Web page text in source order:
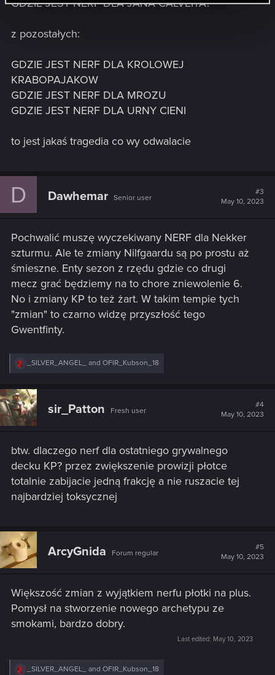
GDZIE JEST NERF DLA JANA CALVEITA?
z pozostałych:
GDZIE JEST NERF DLA KROLOWEJ
KRABOPAJAKOW
GDZIE JEST NERF DLA MROZU
GDZIE JEST NERF DLA URNY CIENI
to jest jakaś tragedia co wy odwalacie
D Dawhemar Senior user
#3
May 10, 2023
Pochwalić muszę wyczekiwany NERF dla Nekker
szturmu. Ale te zmiany Nilfgaardu są po prostu aż
śmieszne. Enty sezon z rzędu gdzie co drugi
mecz grać będziemy na to chore zniewolenie 6.
No i zmiany KP to też żart. W takim tempie tych
"zmian" to czarno widzę przyszłość tego
Gwentfinty.
c
t
i
:
_SILVER_ANGEL_ and OFIR_Kubson_18
sir_Patton Fresh user
#4
May 10, 2023
btw. dlaczego nerf dla ostatniego grywalnego
decku KP? przez zwiększenie prowizji płotce
totalnie zabijacie jedną frakcję a nie ruszacie tej
najbardziej toksycznej
ArcyGnida Forum regular
#5
May 10, 2023
Większość zmian z wyjątkiem nerfu płotki na plus.
Pomysł na stworzenie nowego archetypu ze
smokami, bardzo dobry.
Last edited: May 10, 2023
_SILVER_ANGEL_ and OFIR_Kubson_18